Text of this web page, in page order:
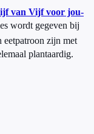
van Vijf voor jou-
wordt gegeven bij
zijn met
plantaardig.